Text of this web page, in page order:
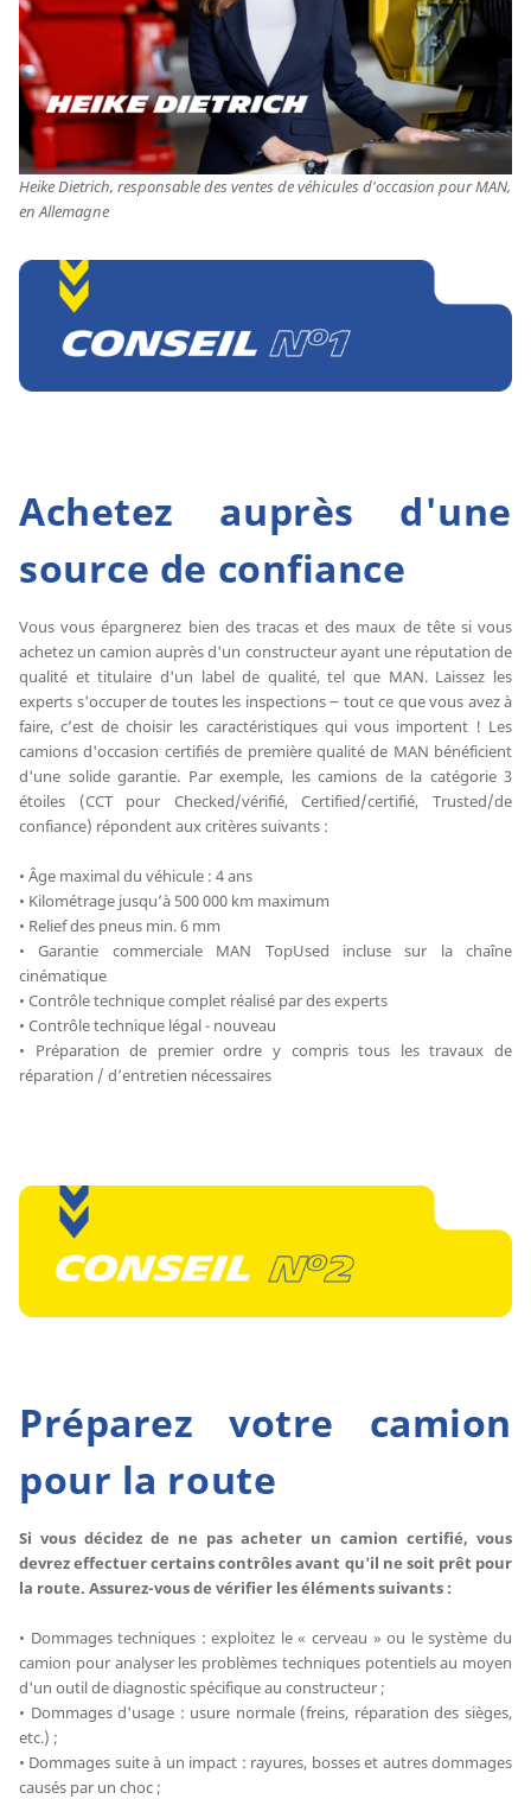
Heike Dietrich, responsable des ventes de véhicules d'occasion pour MAN,
en Allemagne
Achetez auprès d'une
source de confiance
Vous vous épargnerez bien des tracas et des maux de tête si vous
achetez un camion auprès d'un constructeur ayant une réputation de
qualité et titulaire d'un label de qualité, tel que MAN. Laissez les
experts s'occuper de toutes les inspections ౼ tout ce que vous avez à
faire, c’est de choisir les caractéristiques qui vous importent ! Les
camions d'occasion certifiés de première qualité de MAN bénéficient
d'une solide garantie. Par exemple, les camions de la catégorie 3
étoiles (CCT pour Checked/vérifié, Certified/certifié, Trusted/de
confiance) répondent aux critères suivants :
• Âge maximal du véhicule : 4 ans
• Kilométrage jusqu’à 500 000 km maximum
• Relief des pneus min. 6 mm
• Garantie commerciale MAN TopUsed incluse sur la chaîne
cinématique
• Contrôle technique complet réalisé par des experts
• Contrôle technique légal - nouveau
• Préparation de premier ordre y compris tous les travaux de
réparation / d’entretien nécessaires
Préparez votre camion
pour la route
Si vous décidez de ne pas acheter un camion certifié, vous
devrez effectuer certains contrôles avant qu'il ne soit prêt pour
la route. Assurez-vous de vérifier les éléments suivants :
• Dommages techniques : exploitez le « cerveau » ou le système du
camion pour analyser les problèmes techniques potentiels au moyen
d'un outil de diagnostic spécifique au constructeur ;
• Dommages d'usage : usure normale (freins, réparation des sièges,
etc.) ;
• Dommages suite à un impact : rayures, bosses et autres dommages
causés par un choc ;